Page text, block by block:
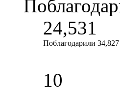
24,531
Поблагодарили 34,827
10